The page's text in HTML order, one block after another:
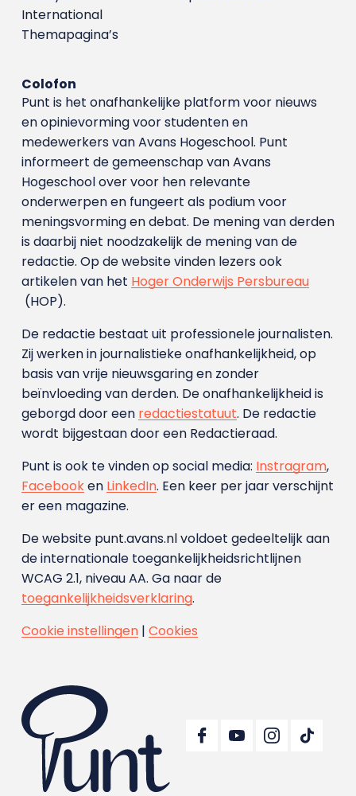
International
Themapagina’s
Colofon
Punt is het onafhankelijke platform voor nieuws
en opinievorming voor studenten en
medewerkers van Avans Hoge­school. Punt
informeert de gemeenschap van Avans
Hogeschool over voor hen relevante
onderwerpen en fungeert als podium voor
meningsvorming en debat. De mening van derden
is daarbij niet noodzakelijk de mening van de
redactie. Op de website vinden lezers ook
artikelen van het Hoger Onderwijs Persbureau
(HOP).
De redactie bestaat uit professionele journalisten.
Zij werken in journalistieke onafhankelijkheid, op
basis van vrije nieuwsgaring en zonder
beïnvloeding van derden. De onafhankelijkheid is
geborgd door een redactiestatuut. De redactie
wordt bijgestaan door een Redactieraad.
Punt is ook te vinden op social media: Instragram,
Facebooken LinkedIn. Een keer per jaar verschijnt
er een magazine.
De website punt.avans.nl voldoet gedeeltelijk aan
de internationale toegankelijkheidsrichtlijnen
WCAG 2.1, niveau AA. Ga naar de
toegankelijkheidsverklaring.
Cookie instellingen| Cookies